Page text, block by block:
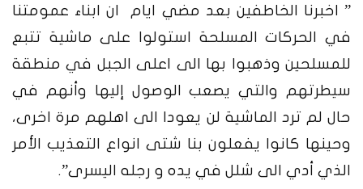
” اخبرنا الخاطفين بعد مضي ايام ان ابناء عمومتنا
في الحركات المسلحة استولوا على ماشية تتبع
للمسلحين وذهبوا بها الى اعلى الجبل في منطقة
سيطرتهم والتي يصعب الوصول إليها وأنهم في
حال لم ترد الماشية لن يعودا الى اهلهم مرة اخرى،
وحينها كانوا يفعلون بنا شتى انواع التعذيب الأمر
الذي أدي الى شلل في يده و رجله اليسرى”.